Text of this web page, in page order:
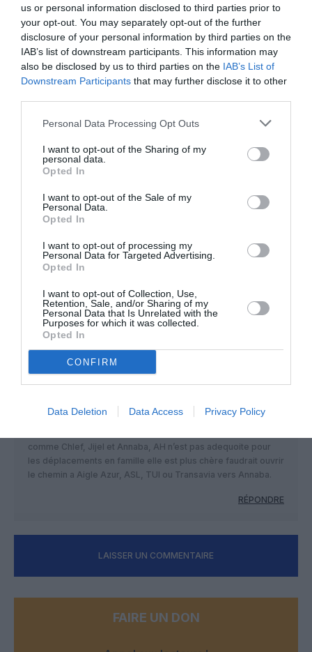
us or personal information disclosed to third parties prior to
your opt-out. You may separately opt-out of the further
disclosure of your personal information by third parties on the
IAB’s list of downstream participants. This information may
also be disclosed by us to third parties on the IAB’s List of
Downstream Participants that may further disclose it to other
Personal Data Processing Opt Outs
I want to opt-out of the Sharing of my
personal data.
Opted In
I want to opt-out of the Sale of my
Personal Data.
Opted In
I want to opt-out of processing my
Personal Data for Targeted Advertising.
Opted In
I want to opt-out of Collection, Use,
Retention, Sale, and/or Sharing of my
Personal Data that Is Unrelated with the
Purposes for which it was collected.
Opted In
CONFIRM
Data Deletion Data Access Privacy Policy
RÉPONDRE
Mikaria commenté :
16 mai 2019 - 15 h 24
min
Pour laisser le monopole à AH sur ces eux
CZL et TLM ont beaucoup plus de pax que Chlef et
Annaba
AAE
@NDR
Annaba est déjà desservie 6 fois par semaine par AH (3 CDG
+ 3 ORY) ça suffit amplement. Aigle Azur s’y posait
auparavant elle a fini par fermer l’escale.
NDRa commenté :
16 mai 2019 - 20 h 26 min
En hiver Setif, Constantine ou Tlemcen peuvent être
comme Chlef, Jijel et Annaba, AH n’est pas adequoite pour
les déplacements en famille elle est plus chère faudrait ouvrir
le chemin a Aigle Azur, ASL, TUI ou Transavia vers Annaba.
RÉPONDRE
LAISSER UN COMMENTAIRE
FAIRE UN DON